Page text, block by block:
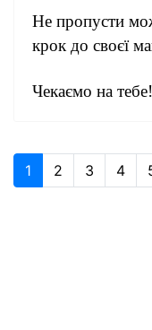
Не пропусти
крок до своєї
Чекаємо на тебе!
1 2 3 4